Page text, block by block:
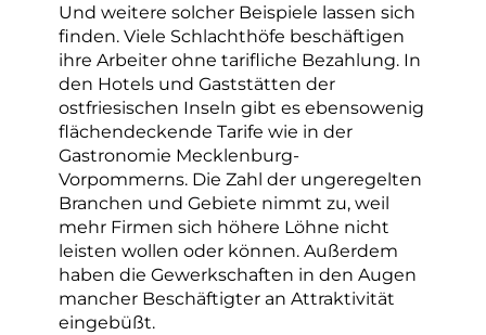
Und weitere solcher Beispiele lassen sich
finden. Viele Schlachthöfe beschäftigen
ihre Arbeiter ohne tarifliche Bezahlung. In
den Hotels und Gaststätten der
ostfriesischen Inseln gibt es ebensowenig
flächendeckende Tarife wie in der
Gastronomie Mecklenburg-
Vorpommerns. Die Zahl der ungeregelten
Branchen und Gebiete nimmt zu, weil
mehr Firmen sich höhere Löhne nicht
leisten wollen oder können. Außerdem
haben die Gewerkschaften in den Augen
mancher Beschäftigter an Attraktivität
eingebüßt.